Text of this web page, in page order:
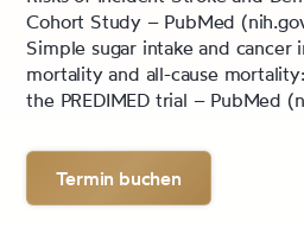
Cohort Study – PubMed
Simple sugar intake and cancer
mortality and all-cause
the PREDIMED trial – PubMed
Termin buchen